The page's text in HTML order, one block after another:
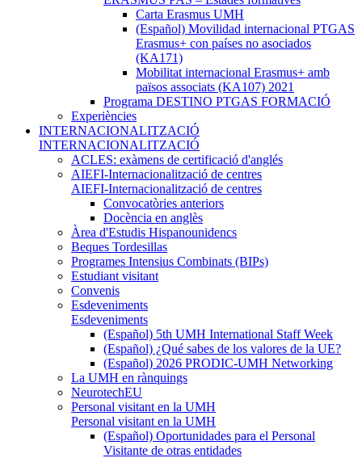
Carta Erasmus UMH
(Español) Movilidad internacional PTGAS
Erasmus+ con países no asociados
(KA171)
Mobilitat internacional Erasmus+ amb
països associats (KA107) 2021
Programa DESTINO PTGAS FORMACIÓ
Experiències
INTERNACIONALITZACIÓ
INTERNACIONALITZACIÓ
ACLES: exàmens de certificació d'anglés
AIEFI-Internacionalització de centres
AIEFI-Internacionalització de centres
Convocatòries anteriors
Docència en anglès
Àrea d'Estudis Hispanounidencs
Beques Tordesillas
Programes Intensius Combinats (BIPs)
Estudiant visitant
Convenis
Esdeveniments
Esdeveniments
(Español) 5th UMH International Staff Week
(Español) ¿Qué sabes de los valores de la UE?
(Español) 2026 PRODIC-UMH Networking
La UMH en rànquings
NeurotechEU
Personal visitant en la UMH
Personal visitant en la UMH
(Español) Oportunidades para el Personal
Visitante de otras entidades